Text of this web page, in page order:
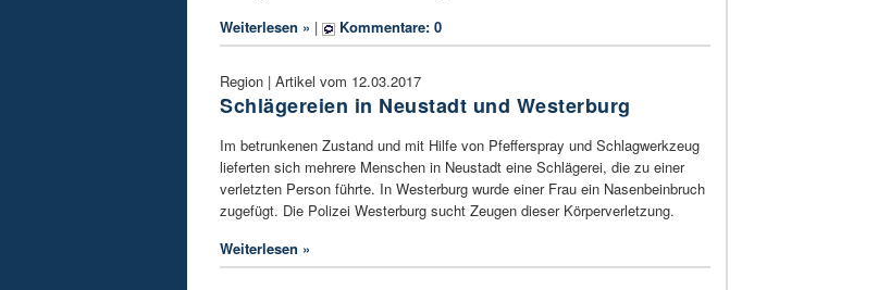
Weiterlesen » | Kommentare: 0
Region | Artikel vom 12.03.2017
Schlägereien in Neustadt und Westerburg
Im betrunkenen Zustand und mit Hilfe von Pfefferspray und Schlagwerkzeug
lieferten sich mehrere Menschen in Neustadt eine Schlägerei, die zu einer
verletzten Person führte. In Westerburg wurde einer Frau ein Nasenbeinbruch
zugefügt. Die Polizei Westerburg sucht Zeugen dieser Körperverletzung.
Weiterlesen »